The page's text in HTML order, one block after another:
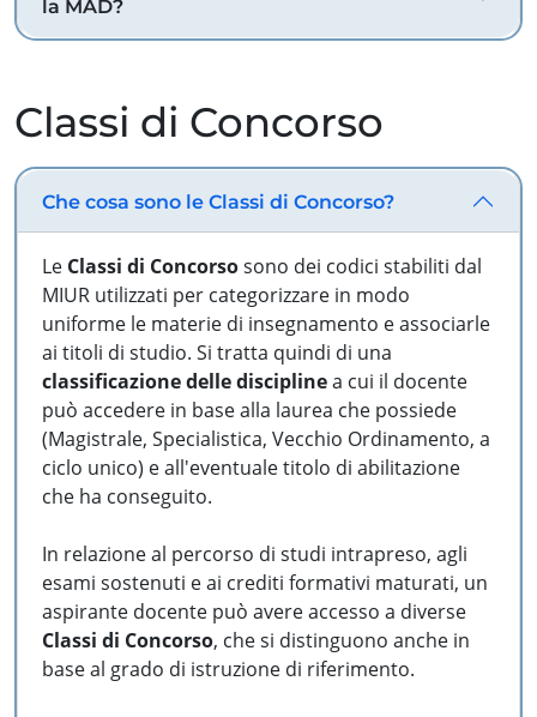
la MAD?
Classi di Concorso
Che cosa sono le Classi di Concorso?
Le Classi di Concorsosono dei codici stabiliti dal
MIUR utilizzati per categorizzare in modo
uniforme le materie di insegnamento e associarle
ai titoli di studio. Si tratta quindi di una
classificazione delle disciplinea cui il docente
può accedere in base alla laurea che possiede
(Magistrale, Specialistica, Vecchio Ordinamento, a
ciclo unico) e all'eventuale titolo di abilitazione
che ha conseguito.
In relazione al percorso di studi intrapreso, agli
esami sostenuti e ai crediti formativi maturati, un
aspirante docente può avere accesso a diverse
Classi di Concorso, che si distinguono anche in
base al grado di istruzione di riferimento.